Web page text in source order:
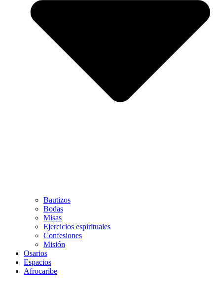
Bautizos
Bodas
Misas
Ejercicios espirituales
Confesiones
Misión
Osarios
Espacios
Afrocaribe